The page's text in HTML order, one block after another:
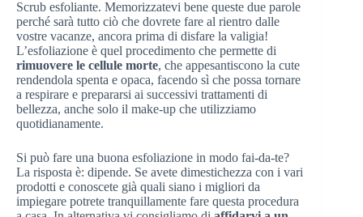
Scrub esfoliante. Memorizzatevi bene queste due parole
perché sarà tutto ciò che dovrete fare al rientro dalle
vostre vacanze, ancora prima di disfare la valigia!
L’esfoliazione è quel procedimento che permette di
rimuovere le cellule morte, che appesantiscono la cute
rendendola spenta e opaca, facendo sì che possa tornare
a respirare e prepararsi ai successivi trattamenti di
bellezza, anche solo il make-up che utilizziamo
quotidianamente.
Si può fare una buona esfoliazione in modo fai-da-te?
La risposta è: dipende. Se avete dimestichezza con i vari
prodotti e conoscete già quali siano i migliori da
impiegare potrete tranquillamente fare questa procedura